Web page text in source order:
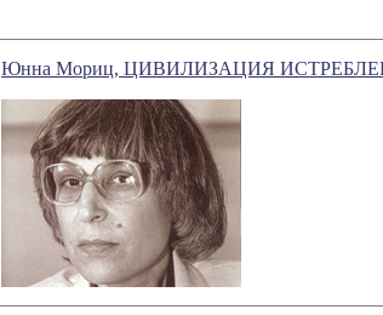
Юнна Мориц, ЦИВИЛИЗАЦИЯ